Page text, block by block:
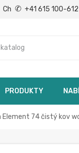
Ch ✆ +41 615 100-612
PRODUKTY
74 čistý kov